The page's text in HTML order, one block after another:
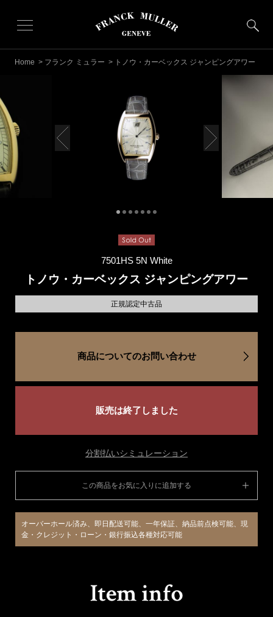
Home > フランク ミュラー > トノウ・カーベックス ジャンピングアワー
7501HS 5N White
トノウ・カーベックス ジャンピングアワー
正規認定中古品
商品についてのお問い合わせ
販売は終了しました
分割払いシミュレーション
この商品をお気に入りに追加する
オーバーホール済み、即日配送可能、一年保証、納品前点検可能、現
金・クレジット・ローン・銀行振込各種対応可能